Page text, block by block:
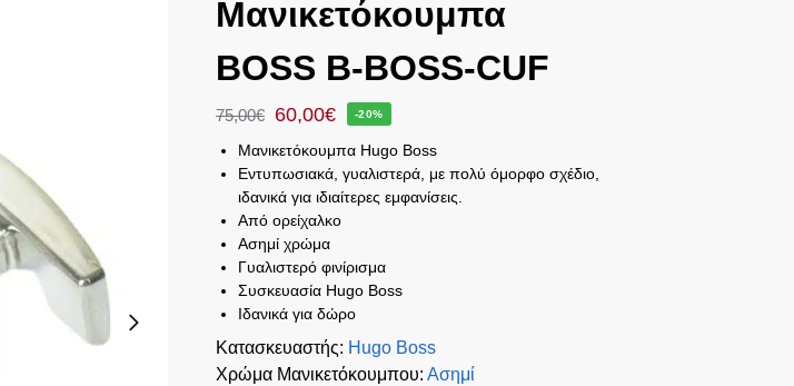
Μανικετόκουμπα
BOSS Β-BOSS-CUF
75,00€ 60,00€ -20%
Μανικετόκουμπα Hugo Boss
Εντυπωσιακά, γυαλιστερά, με πολύ όμορφο σχέδιο,
ιδανικά για ιδιαίτερες εμφανίσεις.
Από ορείχαλκο
Ασημί χρώμα
Γυαλιστερό φινίρισμα
Συσκευασία Hugo Boss
Ιδανικά για δώρο
Κατασκευαστής: Hugo Boss
Χρώμα Μανικετόκουμπου:Ασημί